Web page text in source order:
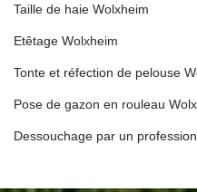
Taille de haie Wolxheim
Etêtage Wolxheim
Tonte et réfection de pelouse
Pose de gazon en rouleau
Dessouchage par un